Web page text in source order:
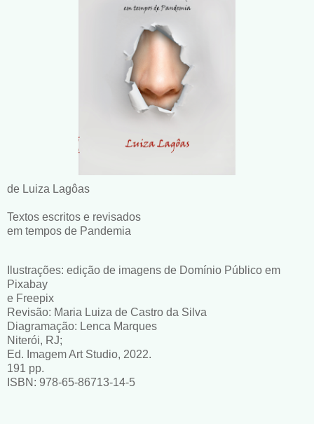
de Luiza Lagôas
Textos escritos e revisados
em tempos de Pandemia
Ilustrações: edição de imagens de Domínio Público em
Pixabay
e Freepix
Revisão: Maria Luiza de Castro da Silva
Diagramação: Lenca Marques
Niterói, RJ;
Ed. Imagem Art Studio, 2022.
191 pp.
ISBN: 978-65-86713-14-5